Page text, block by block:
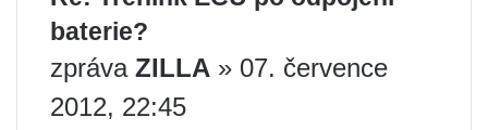
baterie?
zpráva ZILLA » 07. července
2012, 22:45